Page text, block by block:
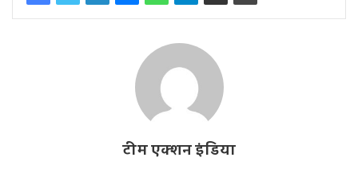
टीम एक्शन इंडिया